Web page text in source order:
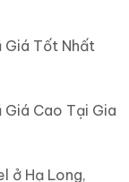
Giá Tốt Nhất
Giá Cao Tại Gia
ở Hạ Long,